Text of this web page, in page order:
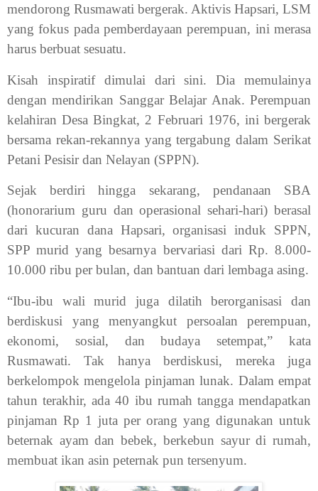
mendorong Rusmawati bergerak. Aktivis Hapsari, LSM
yang fokus pada pemberdayaan perempuan, ini merasa
harus berbuat sesuatu.
Kisah inspiratif dimulai dari sini. Dia memulainya
dengan mendirikan Sanggar Belajar Anak. Perempuan
kelahiran Desa Bingkat, 2 Februari 1976, ini bergerak
bersama rekan-rekannya yang tergabung dalam Serikat
Petani Pesisir dan Nelayan (SPPN).
Sejak berdiri hingga sekarang, pendanaan SBA
(honorarium guru dan operasional sehari-hari) berasal
dari kucuran dana Hapsari, organisasi induk SPPN,
SPP murid yang besarnya bervariasi dari Rp. 8.000-
10.000 ribu per bulan, dan bantuan dari lembaga asing.
“Ibu-ibu wali murid juga dilatih berorganisasi dan
berdiskusi yang menyangkut persoalan perempuan,
ekonomi, sosial, dan budaya setempat,” kata
Rusmawati. Tak hanya berdiskusi, mereka juga
berkelompok mengelola pinjaman lunak. Dalam empat
tahun terakhir, ada 40 ibu rumah tangga mendapatkan
pinjaman Rp 1 juta per orang yang digunakan untuk
beternak ayam dan bebek, berkebun sayur di rumah,
membuat ikan asin peternak pun tersenyum.